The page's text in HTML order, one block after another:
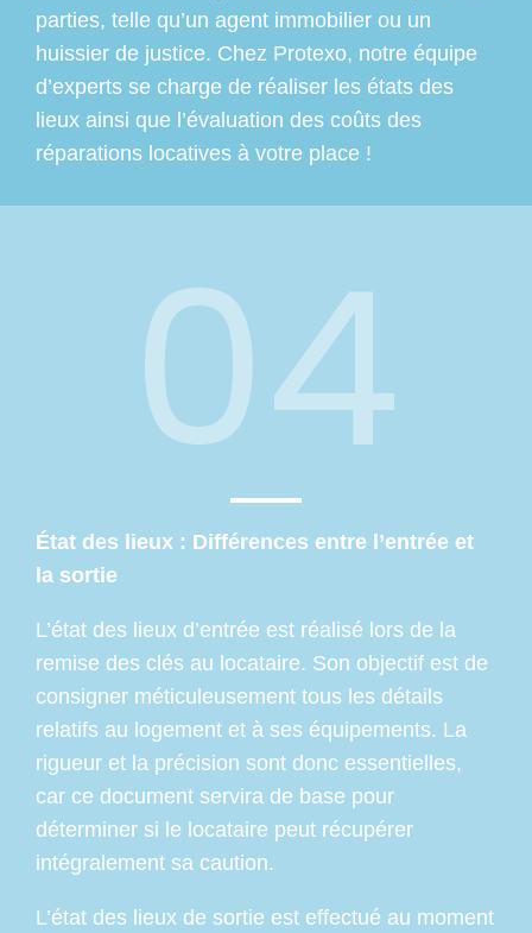
parties, telle qu’un agent immobilier ou un
huissier de justice. Chez Protexo, notre équipe
d’experts se charge de réaliser les états des
lieux ainsi que l’évaluation des coûts des
réparations locatives à votre place !
04
État des lieux : Différences entre l’entrée et
la sortie
L’état des lieux d’entrée est réalisé lors de la
remise des clés au locataire. Son objectif est de
consigner méticuleusement tous les détails
relatifs au logement et à ses équipements. La
rigueur et la précision sont donc essentielles,
car ce document servira de base pour
déterminer si le locataire peut récupérer
intégralement sa caution.
L’état des lieux de sortie est effectué au moment